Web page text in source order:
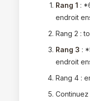
Rang 1 :
endroit
Rang 2 :
Rang 3 :
endroit
Rang 4 :